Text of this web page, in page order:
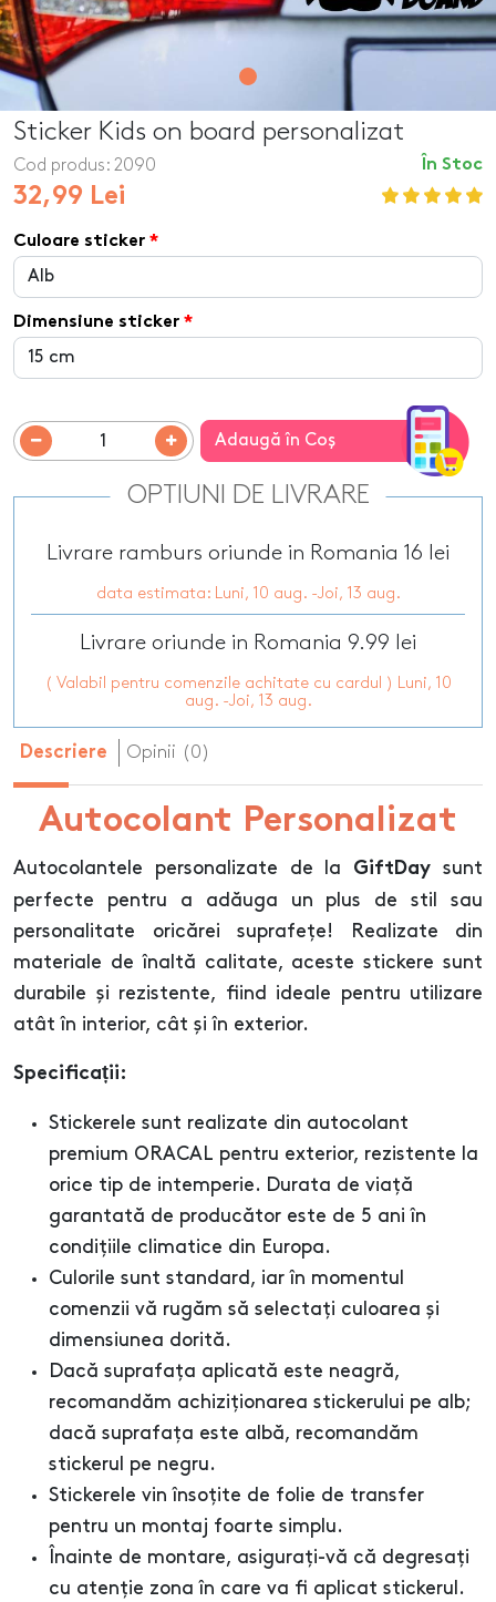
Sticker Kids on board personalizat
În Stoc
Cod produs: 2090
32,99 Lei
Culoare sticker
Dimensiune sticker
Adaugă în Coş
OPTIUNI DE LIVRARE
Livrare ramburs oriunde in Romania 16 lei
data estimata: Luni, 10 aug. -Joi, 13 aug.
Livrare oriunde in Romania 9.99 lei
( Valabil pentru comenzile achitate cu cardul ) Luni, 10
aug. -Joi, 13 aug.
Descriere Opinii (0)
Autocolant Personalizat
Autocolantele personalizate de la GiftDay sunt
perfecte pentru a adăuga un plus de stil sau
personalitate oricărei suprafețe! Realizate din
materiale de înaltă calitate, aceste stickere sunt
durabile și rezistente, fiind ideale pentru utilizare
atât în interior, cât și în exterior.
Specificații:
Stickerele sunt realizate din autocolant
premium ORACAL pentru exterior, rezistente la
orice tip de intemperie. Durata de viață
garantată de producător este de 5 ani în
condițiile climatice din Europa.
Culorile sunt standard, iar în momentul
comenzii vă rugăm să selectați culoarea și
dimensiunea dorită.
Dacă suprafața aplicată este neagră,
recomandăm achiziționarea stickerului pe alb;
dacă suprafața este albă, recomandăm
stickerul pe negru.
Stickerele vin însoțite de folie de transfer
pentru un montaj foarte simplu.
Înainte de montare, asigurați-vă că degresați
cu atenție zona în care va fi aplicat stickerul.